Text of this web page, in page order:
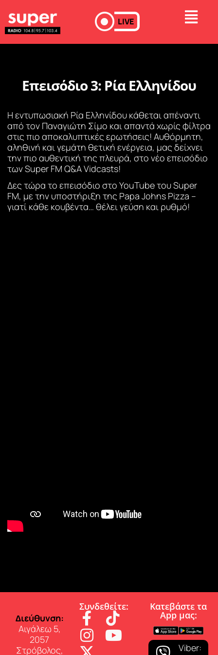
LIVE
Επεισόδιο 3: Ρία Ελληνίδου
Η εντυπωσιακή Ρία Ελληνίδου κάθεται απέναντι
από τον Παναγιώτη Σίμο και απαντά χωρίς φίλτρα
στις πιο αποκαλυπτικές ερωτήσεις! Αυθόρμητη,
αληθινή και γεμάτη θετική ενέργεια, μας δείχνει
την πιο αυθεντική της πλευρά, στο νέο επεισόδιο
των Super FM Q&A Vidcasts!
Δες τώρα το επεισόδιο στο YouTube του Super
FM, με την υποστήριξη της Papa Johns Pizza –
γιατί κάθε κουβέντα… θέλει γεύση και ρυθμό!
∆ιεύθυνση:
Αιγάλεω 5,
2057
Στρόβολος,
Συνδεθείτε: Κατεβάστε τα
App µας:
Viber: